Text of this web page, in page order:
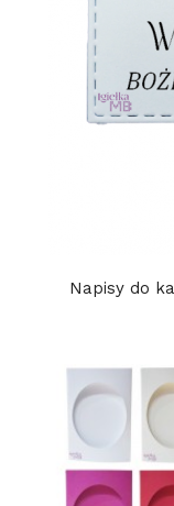
Napisy do